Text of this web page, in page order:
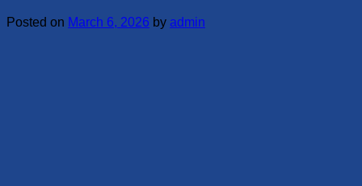
Posted on March 6, 2026 by admin